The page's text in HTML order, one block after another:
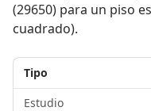
(29650) para un piso
cuadrado).
Tipo
Estudio